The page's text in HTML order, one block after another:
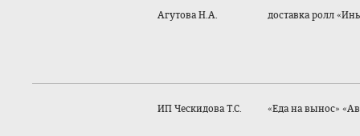
Агутова Н.А. доставка ролл
ИП Ческидова Т.С. «Еда на вынос»